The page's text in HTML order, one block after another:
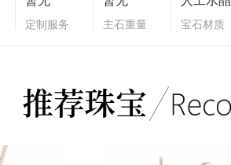
定制服务 主石重量 宝石材质